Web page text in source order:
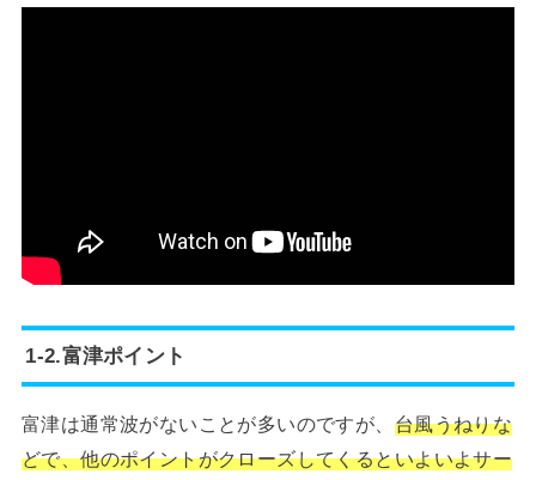
1-2.富津ポイント
富津は通常波がないことが多いのですが、 台風うねりな
どで、他のポイントがクローズしてくるといよいよサー